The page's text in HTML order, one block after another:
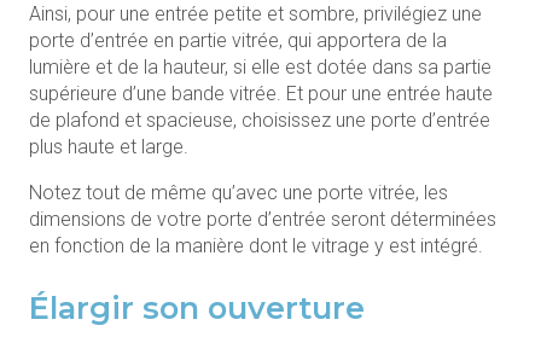
Ainsi, pour une entrée petite et sombre, privilégiez une
porte d’entrée en partie vitrée, qui apportera de la
lumière et de la hauteur, si elle est dotée dans sa partie
supérieure d’une bande vitrée. Et pour une entrée haute
de plafond et spacieuse, choisissez une porte d’entrée
plus haute et large.
Notez tout de même qu’avec une porte vitrée, les
dimensions de votre porte d’entrée seront déterminées
en fonction de la manière dont le vitrage y est intégré.
Élargir son ouverture